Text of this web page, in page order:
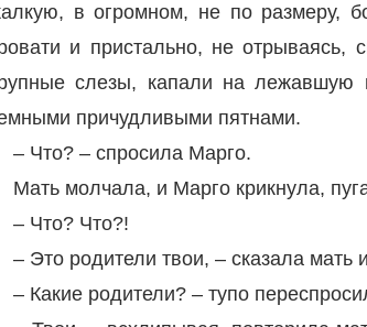
в огромном, не по размеру,
и пристально, не
слезы, капали на лежавшую
причудливыми пятнами.
– Что? – спросила Марго.
Мать молчала, и Марго крикнула,
– Что? Что?!
– Это родители твои, – сказала мать
– Какие родители? – тупо